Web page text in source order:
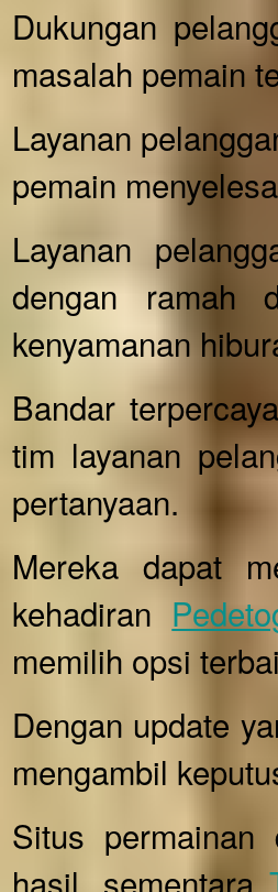
Dukungan
masalah pemain
Layanan
pemain
Layanan
dengan ramah
kenyamanan
Bandar
tim layanan
pertanyaan.
Mereka dapat
kehadiran
memilih opsi
Dengan update
mengambil
Situs permainan
hasil, sementara